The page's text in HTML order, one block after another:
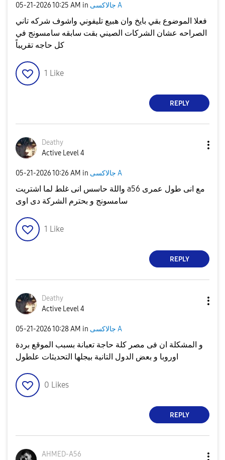
‎05-21-202610:25 AM in جالاكسى A
فعلا الموضوع بقي بايخ وان هبيع تليفوني واشوف شركه تاني
الصراحه عشان الشركات الصيني بقت سابقه سامسونج في
كل حاجه تقريباً
1 Like
REPLY
Deathy
Active Level 4
‎05-21-202610:26 AM in جالاكسى A
واللة حاسس انى غلط لما اشتريت a56 مع انى طول عمرى
سامسونج و بحترم الشركة دى اوى
1 Like
REPLY
Deathy
Active Level 4
‎05-21-202610:28 AM in جالاكسى A
و المشكلة ان فى مصر كلة حاجة تعبانة بسبب الموقع بردة
اوروبا و بعض الدول التانية بيجلها التحديثات علطول
0 Likes
REPLY
AHMED-A56